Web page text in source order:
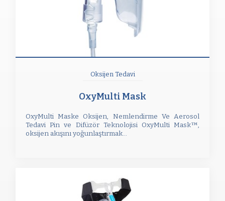
Oksijen Tedavi
OxyMulti Mask
OxyMulti Maske Oksijen, Nemlendirme Ve Aerosol
Tedavi Pin ve Difüzör Teknolojisi OxyMulti Mask™,
oksijen akışını yoğunlaştırmak...